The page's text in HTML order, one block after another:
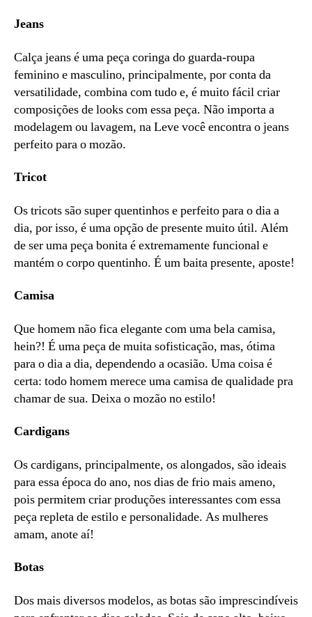
Jeans
Calça jeans é uma peça coringa do guarda-roupa
feminino e masculino, principalmente, por conta da
versatilidade, combina com tudo e, é muito fácil criar
composições de looks com essa peça. Não importa a
modelagem ou lavagem, na Leve você encontra o jeans
perfeito para o mozão.
Tricot
Os tricots são super quentinhos e perfeito para o dia a
dia, por isso, é uma opção de presente muito útil. Além
de ser uma peça bonita é extremamente funcional e
mantém o corpo quentinho. É um baita presente, aposte!
Camisa
Que homem não fica elegante com uma bela camisa,
hein?! É uma peça de muita sofisticação, mas, ótima
para o dia a dia, dependendo a ocasião. Uma coisa é
certa: todo homem merece uma camisa de qualidade pra
chamar de sua. Deixa o mozão no estilo!
Cardigans
Os cardigans, principalmente, os alongados, são ideais
para essa época do ano, nos dias de frio mais ameno,
pois permitem criar produções interessantes com essa
peça repleta de estilo e personalidade. As mulheres
amam, anote aí!
Botas
Dos mais diversos modelos, as botas são imprescindíveis